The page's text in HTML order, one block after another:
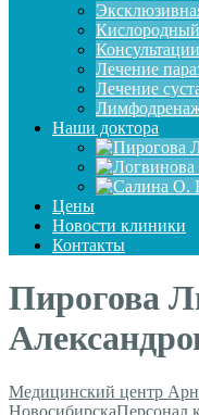
Кислородный
Лечение
Лечение
Наши доктора
Цены
Новости клиники
Контакты
Пирогова
Медицинский центр
НовосибирскаПерсонал